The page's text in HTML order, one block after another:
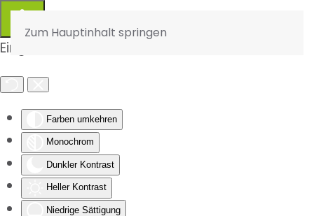
Eingabehilfen öffnen
Farben umkehren
Monochrom
Dunkler Kontrast
Heller Kontrast
Niedrige Sättigung
Zum Hauptinhalt springen